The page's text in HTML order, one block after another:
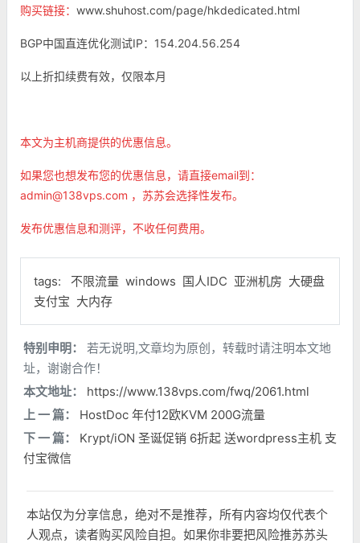
购买链接： www.shuhost.com/page/hkdedicated.html
BGP中国直连优化测试IP：154.204.56.254
以上折扣续费有效，仅限本月
本文为主机商提供的优惠信息。
如果您也想发布您的优惠信息，请直接email到：
admin@138vps.com ，苏苏会选择性发布。
发布优惠信息和测评，不收任何费用。
tags: 不限流量 windows 国人IDC 亚洲机房 大硬盘
支付宝 大内存
特别申明：
若无说明,文章均为原创，转载时请注明本文地
址，谢谢合作！
本文地址：
https://www.138vps.com/fwq/2061.html
上 一 篇：
HostDoc 年付12欧KVM 200G流量
下 一 篇：
Krypt/iON 圣诞促销 6折起 送wordpress主机 支
付宝微信
本站仅为分享信息，绝对不是推荐，所有内容均仅代表个
人观点，读者购买风险自担。如果你非要把风险推苏苏头